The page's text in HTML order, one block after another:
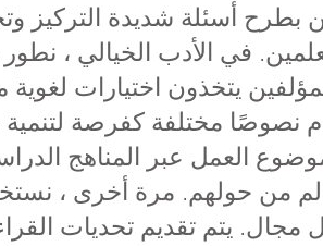
بطرح أسئلة شديدة التركيز
في الأدب الخيالي ،
يتخذون اختيارات
نصوصًا مختلفة كفرصة
العمل عبر المناهج
من حولهم. مرة أخرى ،
يتم تقديم تحديات